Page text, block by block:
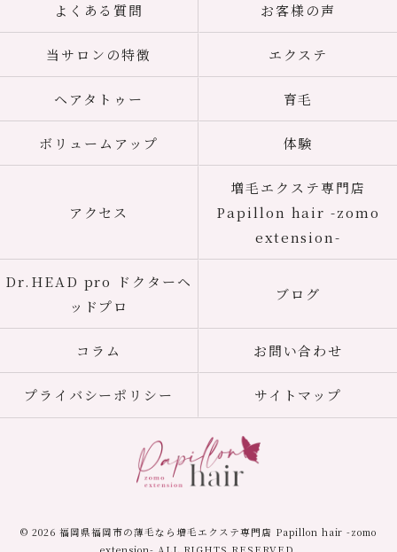
よくある質問 お客様の声
当サロンの特徴 エクステ
ヘアタトゥー 育毛
ボリュームアップ 体験
アクセス
増毛エクステ専門店
Papillon hair -zomo
extension-
Dr.HEAD pro ドクターヘ
ッドプロ
ブログ
コラム お問い合わせ
プライバシーポリシー サイトマップ
© 2026 福岡県福岡市の薄毛なら増毛エクステ専門店 Papillon hair -zomo